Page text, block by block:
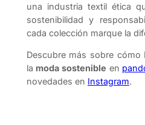
una industria textil ética
sostenibilidad y
cada colección marque la
Descubre más sobre cómo
la moda sostenible en
novedades en Instagram.